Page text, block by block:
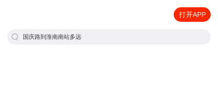
打开APP
国庆路到淮南南站多远